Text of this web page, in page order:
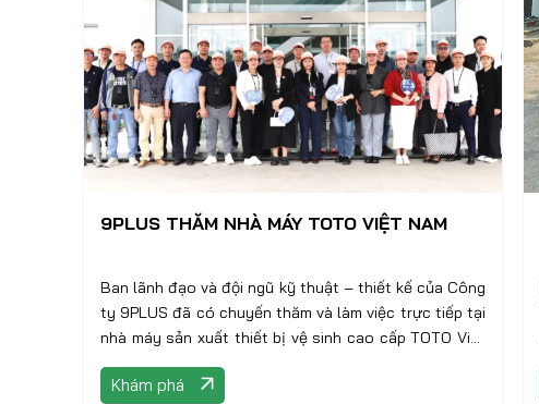
9PLUS THĂM NHÀ MÁY TOTO VIỆT NAM
Ban lãnh đạo và đội ngũ kỹ thuật – thiết kế của Công
ty 9PLUS đã có chuyến thăm và làm việc trực tiếp tại
nhà máy sản xuất thiết bị vệ sinh cao cấp TOTO Việt
Nam
Khám phá